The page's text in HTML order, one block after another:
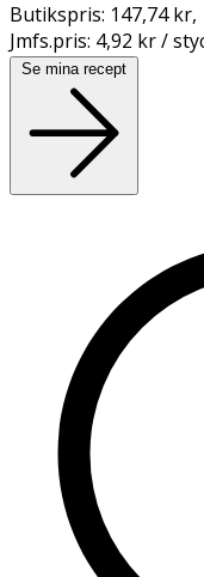
Butikspris: 147,74 kr,
Jmfs.pris: 4,92 kr /
Se mina recept